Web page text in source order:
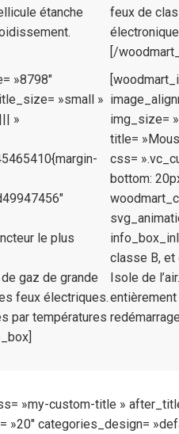
étanche
feux de
[/
»8798″
»small »
»
le plus
gaz de grande
feux électriques.
par températures
img_size=
title=
css=
bottom:
classe B, et
Isole de
»my-custom-title »
categories_design=